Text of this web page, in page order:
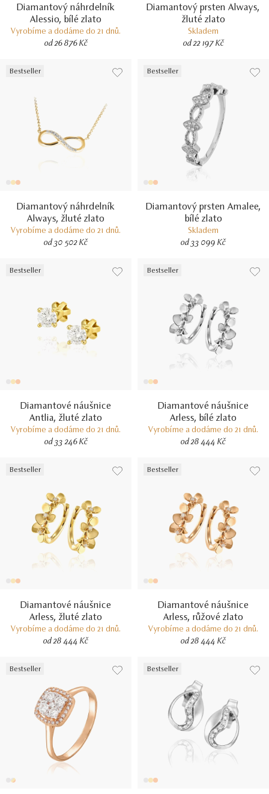
Diamantový náhrdelník
Alessio, bílé zlato
Vyrobíme a dodáme do 21 dnů.
od 26 876 Kč
Diamantový prsten Always,
žluté zlato
Skladem
od 22 197 Kč
Bestseller
Diamantový náhrdelník
Always, žluté zlato
Vyrobíme a dodáme do 21 dnů.
od 30 502 Kč
Bestseller
Diamantový prsten Amalee,
bílé zlato
Skladem
od 33 099 Kč
Bestseller
Diamantové náušnice
Antlia, žluté zlato
Vyrobíme a dodáme do 21 dnů.
od 33 246 Kč
Bestseller
Diamantové náušnice
Arless, bílé zlato
Vyrobíme a dodáme do 21 dnů.
od 28 444 Kč
Bestseller
Diamantové náušnice
Arless, žluté zlato
Vyrobíme a dodáme do 21 dnů.
od 28 444 Kč
Bestseller
Diamantové náušnice
Arless, růžové zlato
Vyrobíme a dodáme do 21 dnů.
od 28 444 Kč
Bestseller Bestseller